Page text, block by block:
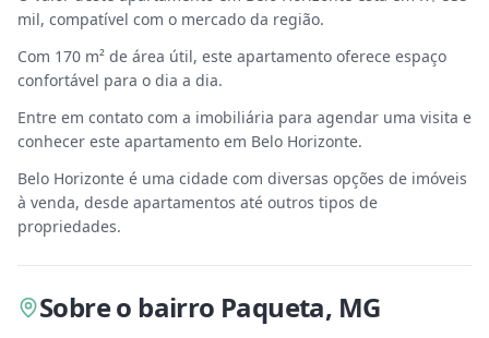
mil, compatível com o mercado da região.
Com 170 m² de área útil, este apartamento oferece espaço
confortável para o dia a dia.
Entre em contato com a imobiliária para agendar uma visita e
conhecer este apartamento em Belo Horizonte.
Belo Horizonte é uma cidade com diversas opções de imóveis
à venda, desde apartamentos até outros tipos de
propriedades.
Sobreo bairro Paqueta, MG